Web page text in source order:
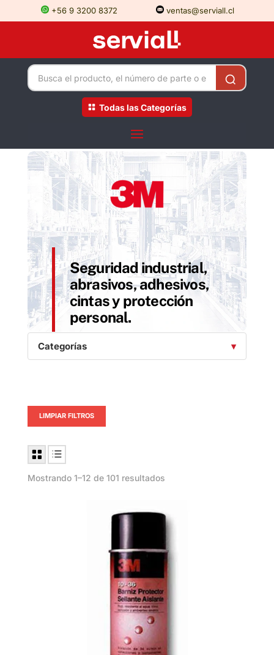
+56 9 3200 8372 ventas@serviall.cl
Todas las Categorías
Seguridad industrial,
abrasivos, adhesivos,
cintas y protección
personal.
Categorías
LIMPIAR FILTROS
Mostrando 1–12 de 101 resultados